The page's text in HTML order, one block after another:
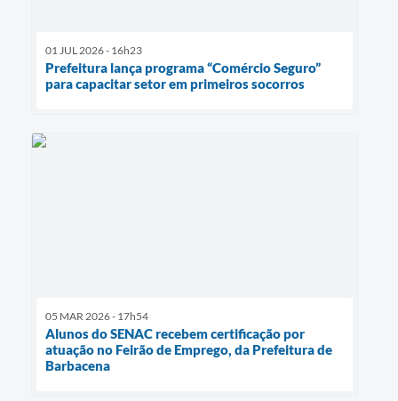
01 JUL 2026 - 16h23
Prefeitura lança programa “Comércio Seguro”
para capacitar setor em primeiros socorros
05 MAR 2026 - 17h54
Alunos do SENAC recebem certificação por
atuação no Feirão de Emprego, da Prefeitura de
Barbacena